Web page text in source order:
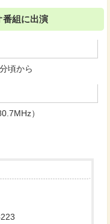
番組に出演
頃から
）